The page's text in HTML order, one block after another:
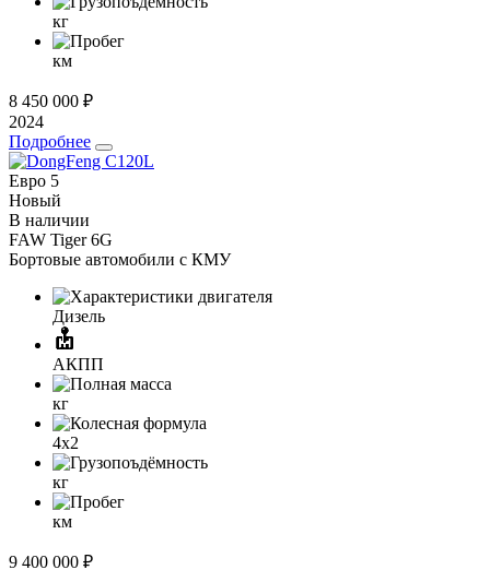
кг
км
8 450 000 ₽
2024
Подробнее
Евро 5
Новый
В наличии
FAW Tiger 6G
Бортовые автомобили с КМУ
Дизель
АКПП
кг
4x2
кг
км
9 400 000 ₽